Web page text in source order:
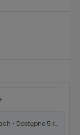
RATY – płać w ratach • Dostępne 5 rat 0%